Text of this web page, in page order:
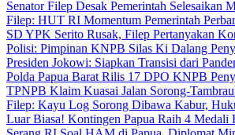
Senator Filep Desak Pemerintah Selesaikan
Filep: HUT RI Momentum Pemerintah
SD YPK Serito Rusak, Filep Pertanyakan
Polisi: Pimpinan KNPB Silas Ki Dalang
Presiden Jokowi: Siapkan Transisi dari
Polda Papua Barat Rilis 17 DPO KNPB
TPNPB Klaim Kuasai Jalan Sorong-
Filep: Kayu Log Sorong Dibawa Kabur,
Luar Biasa! Kontingen Papua Raih 4 Medali